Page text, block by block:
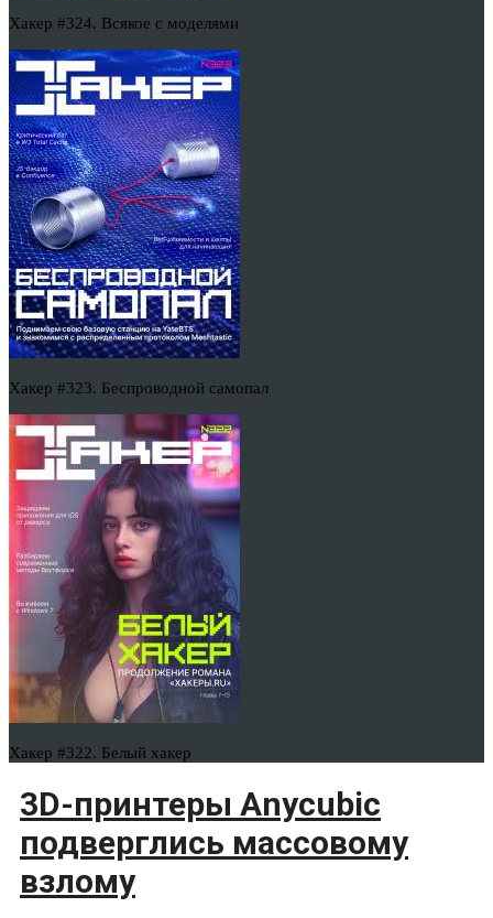
Хакер #324. Всякое с моделями
Хакер #323. Беспроводной самопал
Хакер #322. Белый хакер
3D-принтеры Anycubic
подверглись массовому
взлому